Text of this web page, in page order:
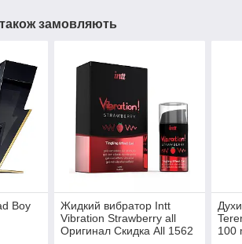
замовляють
Boy
Жидкий вибратор Intt
Vibration Strawberry all
Оригинал Скидка All 1562
100